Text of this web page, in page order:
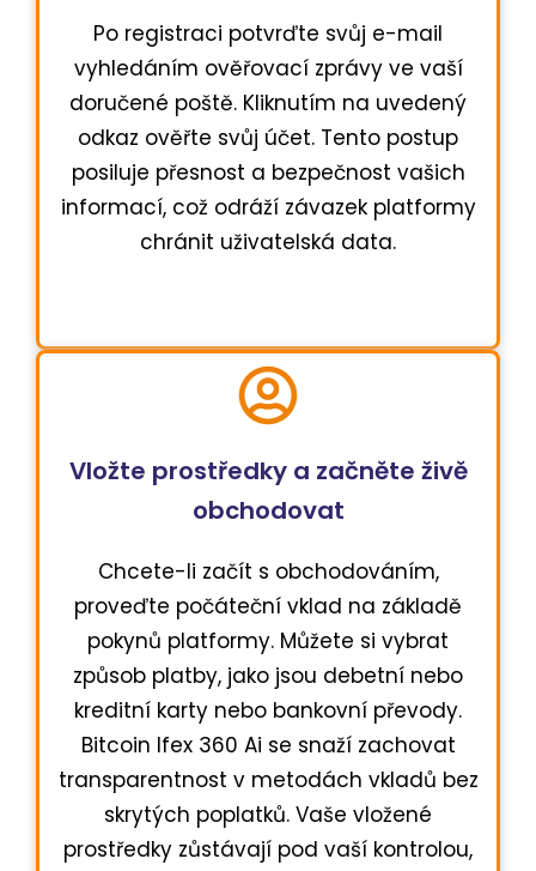
Po registraci potvrďte svůj e-mail
vyhledáním ověřovací zprávy ve vaší
doručené poště. Kliknutím na uvedený
odkaz ověřte svůj účet. Tento postup
posiluje přesnost a bezpečnost vašich
informací, což odráží závazek platformy
chránit uživatelská data.
Vložte prostředky a začněte živě
obchodovat
Chcete-li začít s obchodováním,
proveďte počáteční vklad na základě
pokynů platformy. Můžete si vybrat
způsob platby, jako jsou debetní nebo
kreditní karty nebo bankovní převody.
Bitcoin Ifex 360 Ai se snaží zachovat
transparentnost v metodách vkladů bez
skrytých poplatků. Vaše vložené
prostředky zůstávají pod vaší kontrolou,